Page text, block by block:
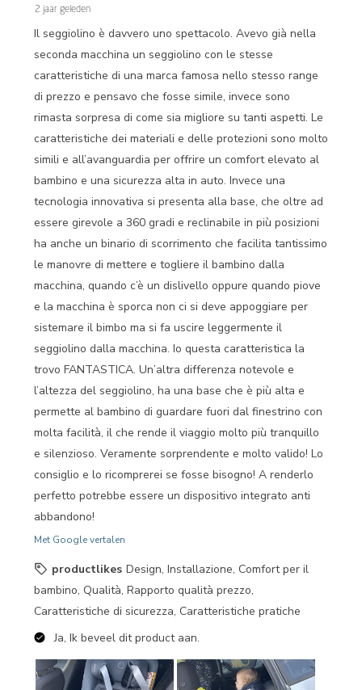
2 jaar geleden
Il seggiolino è davvero uno spettacolo. Avevo già nella
seconda macchina un seggiolino con le stesse
caratteristiche di una marca famosa nello stesso range
di prezzo e pensavo che fosse simile, invece sono
rimasta sorpresa di come sia migliore su tanti aspetti. Le
caratteristiche dei materiali e delle protezioni sono molto
simili e all’avanguardia per offrire un comfort elevato al
bambino e una sicurezza alta in auto. Invece una
tecnologia innovativa si presenta alla base, che oltre ad
essere girevole a 360 gradi e reclinabile in più posizioni
ha anche un binario di scorrimento che facilita tantissimo
le manovre di mettere e togliere il bambino dalla
macchina, quando c’è un dislivello oppure quando piove
e la macchina è sporca non ci si deve appoggiare per
sistemare il bimbo ma si fa uscire leggermente il
seggiolino dalla macchina. Io questa caratteristica la
trovo FANTASTICA. Un’altra differenza notevole e
l’altezza del seggiolino, ha una base che è più alta e
permette al bambino di guardare fuori dal finestrino con
molta facilità, il che rende il viaggio molto più tranquillo
e silenzioso. Veramente sorprendente e molto valido! Lo
consiglio e lo ricomprerei se fosse bisogno! A renderlo
perfetto potrebbe essere un dispositivo integrato anti
abbandono!
Met Google vertalen
productlikes Design, Installazione, Comfort per il
bambino, Qualità, Rapporto qualità prezzo,
Caratteristiche di sicurezza, Caratteristiche pratiche
Ja, Ik beveel dit product aan.